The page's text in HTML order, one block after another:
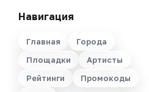
Навигация
Главная
Города
Площадки
Артисты
Рейтинги
Промокоды